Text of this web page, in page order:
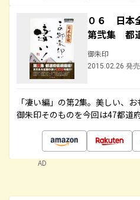
０６ 日本
第弐集 都
御朱印
2015.02.26 発売
「凄い編」の第2集。美しい、
御朱印そのものを今回は47都道
AD